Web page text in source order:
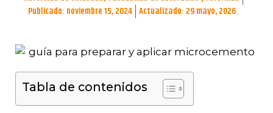
Publicado: noviembre 15, 2024 Actualizado: 29 mayo, 2026
Tabla de contenidos